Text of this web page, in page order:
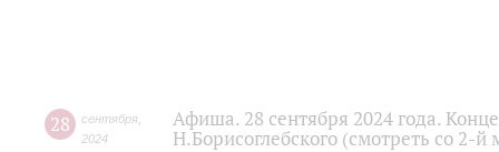
28 сентября
2024
Афиша. 28 сентября 2024 года.
Н.Борисоглебского (смотреть со 2-